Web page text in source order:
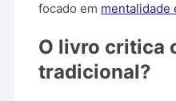
focado em mentalidade
O livro critica
tradicional?